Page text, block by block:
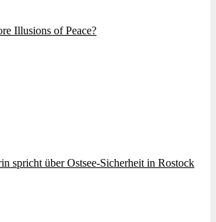
Illusions of Peace?
spricht über Ostsee-Sicherheit in Rostock